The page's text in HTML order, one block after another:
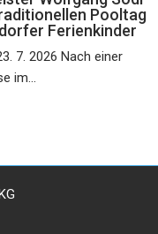
Pooltag
Ferienkinder
7. 2026 Nach einer
im...